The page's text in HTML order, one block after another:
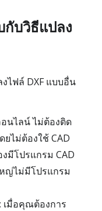
กับวิธีแปลง
งไฟล์ DXF แบบอื่น
นไลน์ ไม่ต้องติด
ไม่ต้องใช้ CAD
งมีโปรแกรม CAD
ญ่ไม่มีโปรแกรม
เมื่อคุณต้องการ